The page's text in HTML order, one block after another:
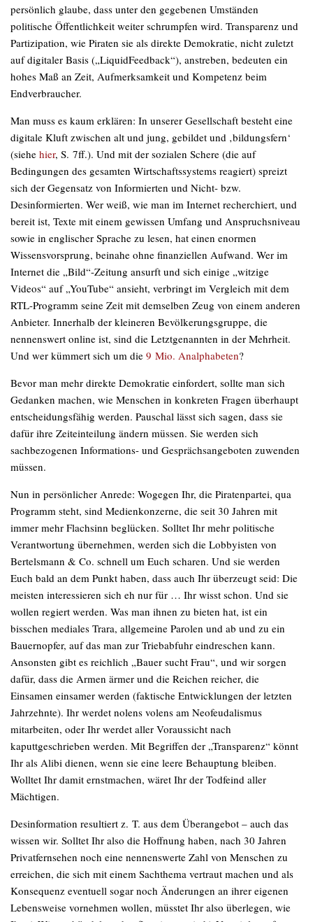
persönlich glaube, dass unter den gegebenen Umständen
politische Öffentlichkeit weiter schrumpfen wird. Transparenz und
Partizipation, wie Piraten sie als direkte Demokratie, nicht zuletzt
auf digitaler Basis („LiquidFeedback“), anstreben, bedeuten ein
hohes Maß an Zeit, Aufmerksamkeit und Kompetenz beim
Endverbraucher.
Man muss es kaum erklären: In unserer Gesellschaft besteht eine
digitale Kluft zwischen alt und jung, gebildet und ‚bildungsfern‘
(siehe hier, S. 7ff.). Und mit der sozialen Schere (die auf
Bedingungen des gesamten Wirtschaftssystems reagiert) spreizt
sich der Gegensatz von Informierten und Nicht- bzw.
Desinformierten. Wer weiß, wie man im Internet recherchiert, und
bereit ist, Texte mit einem gewissen Umfang und Anspruchsniveau
sowie in englischer Sprache zu lesen, hat einen enormen
Wissensvorsprung, beinahe ohne finanziellen Aufwand. Wer im
Internet die „Bild“-Zeitung ansurft und sich einige „witzige
Videos“ auf „YouTube“ ansieht, verbringt im Vergleich mit dem
RTL-Programm seine Zeit mit demselben Zeug von einem anderen
Anbieter. Innerhalb der kleineren Bevölkerungsgruppe, die
nennenswert online ist, sind die Letztgenannten in der Mehrheit.
Und wer kümmert sich um die 9 Mio. Analphabeten?
Bevor man mehr direkte Demokratie einfordert, sollte man sich
Gedanken machen, wie Menschen in konkreten Fragen überhaupt
entscheidungsfähig werden. Pauschal lässt sich sagen, dass sie
dafür ihre Zeiteinteilung ändern müssen. Sie werden sich
sachbezogenen Informations- und Gesprächsangeboten zuwenden
müssen.
Nun in persönlicher Anrede: Wogegen Ihr, die Piratenpartei, qua
Programm steht, sind Medienkonzerne, die seit 30 Jahren mit
immer mehr Flachsinn beglücken. Solltet Ihr mehr politische
Verantwortung übernehmen, werden sich die Lobbyisten von
Bertelsmann & Co. schnell um Euch scharen. Und sie werden
Euch bald an dem Punkt haben, dass auch Ihr überzeugt seid: Die
meisten interessieren sich eh nur für … Ihr wisst schon. Und sie
wollen regiert werden. Was man ihnen zu bieten hat, ist ein
bisschen mediales Trara, allgemeine Parolen und ab und zu ein
Bauernopfer, auf das man zur Triebabfuhr eindreschen kann.
Ansonsten gibt es reichlich „Bauer sucht Frau“, und wir sorgen
dafür, dass die Armen ärmer und die Reichen reicher, die
Einsamen einsamer werden (faktische Entwicklungen der letzten
Jahrzehnte). Ihr werdet nolens volens am Neofeudalismus
mitarbeiten, oder Ihr werdet aller Voraussicht nach
kaputtgeschrieben werden. Mit Begriffen der „Transparenz“ könnt
Ihr als Alibi dienen, wenn sie eine leere Behauptung bleiben.
Wolltet Ihr damit ernstmachen, wäret Ihr der Todfeind aller
Mächtigen.
Desinformation resultiert z. T. aus dem Überangebot – auch das
wissen wir. Solltet Ihr also die Hoffnung haben, nach 30 Jahren
Privatfernsehen noch eine nennenswerte Zahl von Menschen zu
erreichen, die sich mit einem Sachthema vertraut machen und als
Konsequenz eventuell sogar noch Änderungen an ihrer eigenen
Lebensweise vornehmen wollen, müsstet Ihr also überlegen, wie